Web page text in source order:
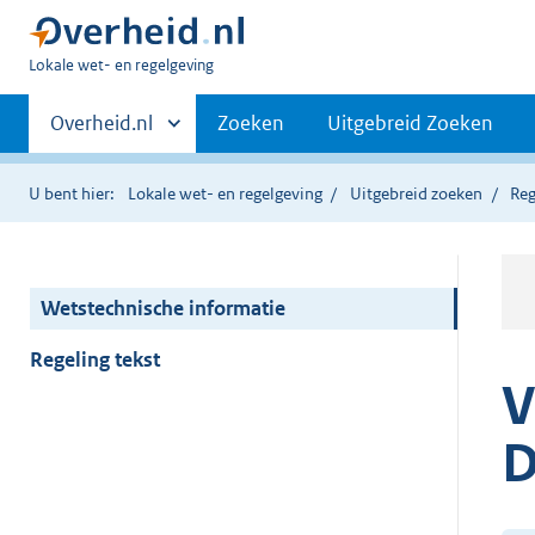
U
hier:
Lokale wet- en regelgeving
Primaire
navigatie
Andere
sites
binnen
Overheid.nl Zoeken Uitgebreid Zoeken
U bent hier: Lokale wet- en regelgeving Uitgebreid zoeken
Wetstechnische informatie
Regeling tekst